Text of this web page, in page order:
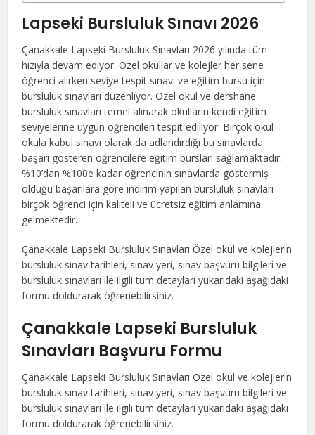
Lapseki Bursluluk Sınavı 2026
Çanakkale Lapseki Bursluluk Sınavları 2026 yılında tüm
hızıyla devam ediyor. Özel okullar ve kolejler her sene
öğrenci alırken seviye tespit sınavı ve eğitim bursu için
bursluluk sınavları düzenliyor. Özel okul ve dershane
bursluluk sınavları temel alınarak okulların kendi eğitim
seviyelerine uygun öğrencileri tespit ediliyor. Birçok okul
okula kabul sınavı olarak da adlandırdığı bu sınavlarda
başarı gösteren öğrencilere eğitim bursları sağlamaktadır.
%10’dan %100e kadar öğrencinin sınavlarda göstermiş
olduğu başarılara göre indirim yapılan bursluluk sınavları
birçok öğrenci için kaliteli ve ücretsiz eğitim anlamına
gelmektedir.
Çanakkale Lapseki Bursluluk Sınavları Özel okul ve kolejlerin
bursluluk sınav tarihleri, sınav yeri, sınav başvuru bilgileri ve
bursluluk sınavları ile ilgili tüm detayları yukarıdaki aşağıdaki
formu doldurarak öğrenebilirsiniz.
Çanakkale Lapseki Bursluluk
Sınavları Başvuru Formu
Çanakkale Lapseki Bursluluk Sınavları Özel okul ve kolejlerin
bursluluk sınav tarihleri, sınav yeri, sınav başvuru bilgileri ve
bursluluk sınavları ile ilgili tüm detayları yukarıdaki aşağıdaki
formu doldurarak öğrenebilirsiniz.